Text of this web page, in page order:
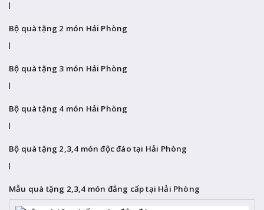
|
Bộ quà tặng 2 món Hải Phòng
|
Bộ quà tặng 3 món Hải Phòng
|
Bộ quà tặng 4 món Hải Phòng
|
Bộ quà tặng 2,3,4 món độc đáo tại Hải Phòng
|
Mẫu quà tặng 2,3,4 món đẳng cấp tại Hải Phòng